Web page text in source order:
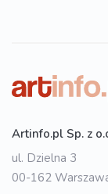
Artinfo.pl Sp. z
ul. Dzielna 3
00-162